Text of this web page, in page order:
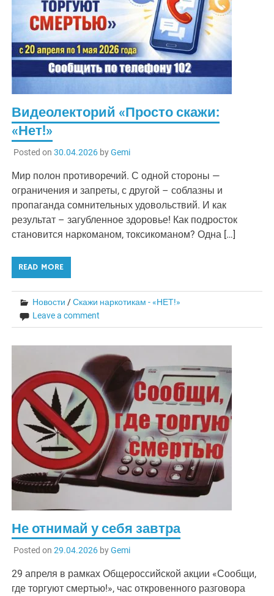
Видеолекторий «Просто скажи:
«Нет!»
Posted on 30.04.2026byGemi
Мир полон противоречий. С одной стороны —
ограничения и запреты, с другой – соблазны и
пропаганда сомнительных удовольствий. И как
результат – загубленное здоровье! Как подросток
становится наркоманом, токсикоманом? Одна […]
READ MORE
Новости /Скажи наркотикам - «НЕТ!»
Leave a comment
Не отнимай у себя завтра
Posted on 29.04.2026byGemi
29 апреля в рамках Общероссийской акции «Сообщи,
где торгуют смертью!», час откровенного разговора